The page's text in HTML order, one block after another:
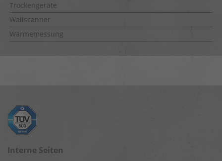
Trockengeräte
Wallscanner
Wärmemessung
Interne Seiten